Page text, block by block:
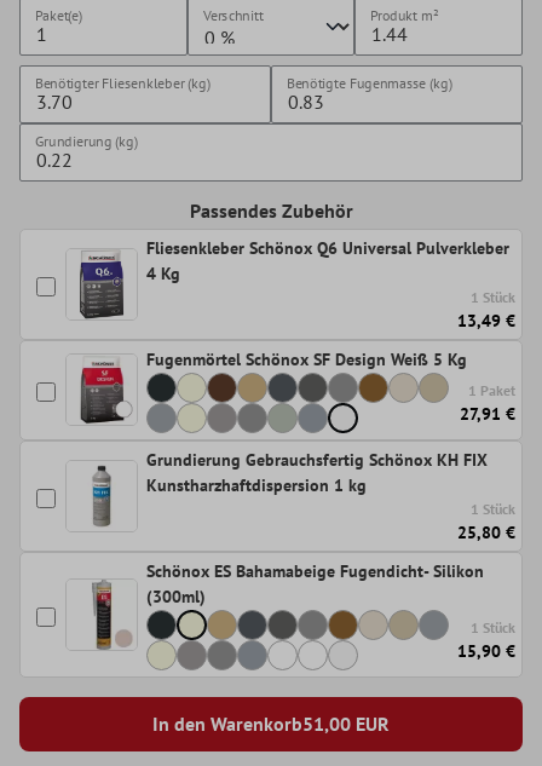
Paket(e) Verschnitt Produkt m²
Benötigter Fliesenkleber (kg) Benötigte Fugenmasse (kg)
Grundierung (kg)
Passendes Zubehör
Fliesenkleber Schönox Q6 Universal Pulverkleber
4 Kg
1 Stück
13,49 €
Fugenmörtel Schönox SF Design Weiß 5 Kg
1 Paket
27,91 €
Grundierung Gebrauchsfertig Schönox KH FIX
Kunstharzhaftdispersion 1 kg
1 Stück
25,80 €
Schönox ES Bahamabeige Fugendicht- Silikon
(300ml)
1 Stück
15,90 €
In den Warenkorb51,00 EUR